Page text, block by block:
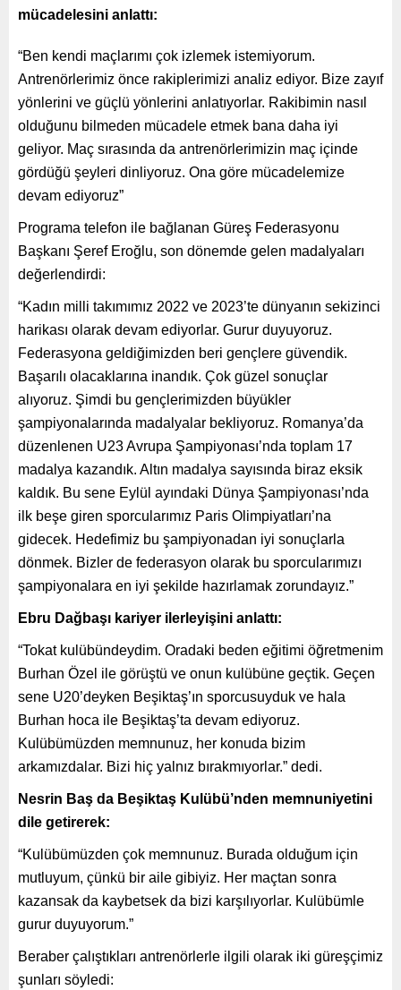
mücadelesini anlattı:
“Ben kendi maçlarımı çok izlemek istemiyorum.
Antrenörlerimiz önce rakiplerimizi analiz ediyor. Bize zayıf
yönlerini ve güçlü yönlerini anlatıyorlar. Rakibimin nasıl
olduğunu bilmeden mücadele etmek bana daha iyi
geliyor. Maç sırasında da antrenörlerimizin maç içinde
gördüğü şeyleri dinliyoruz. Ona göre mücadelemize
devam ediyoruz”
Programa telefon ile bağlanan Güreş Federasyonu
Başkanı Şeref Eroğlu, son dönemde gelen madalyaları
değerlendirdi:
“Kadın milli takımımız 2022 ve 2023’te dünyanın sekizinci
harikası olarak devam ediyorlar. Gurur duyuyoruz.
Federasyona geldiğimizden beri gençlere güvendik.
Başarılı olacaklarına inandık. Çok güzel sonuçlar
alıyoruz. Şimdi bu gençlerimizden büyükler
şampiyonalarında madalyalar bekliyoruz. Romanya’da
düzenlenen U23 Avrupa Şampiyonası’nda toplam 17
madalya kazandık. Altın madalya sayısında biraz eksik
kaldık. Bu sene Eylül ayındaki Dünya Şampiyonası’nda
ilk beşe giren sporcularımız Paris Olimpiyatları’na
gidecek. Hedefimiz bu şampiyonadan iyi sonuçlarla
dönmek. Bizler de federasyon olarak bu sporcularımızı
şampiyonalara en iyi şekilde hazırlamak zorundayız.”
Ebru Dağbaşı kariyer ilerleyişini anlattı:
“Tokat kulübündeydim. Oradaki beden eğitimi öğretmenim
Burhan Özel ile görüştü ve onun kulübüne geçtik. Geçen
sene U20’deyken Beşiktaş’ın sporcusuyduk ve hala
Burhan hoca ile Beşiktaş’ta devam ediyoruz.
Kulübümüzden memnunuz, her konuda bizim
arkamızdalar. Bizi hiç yalnız bırakmıyorlar.” dedi.
Nesrin Baş da Beşiktaş Kulübü’nden memnuniyetini
dile getirerek:
“Kulübümüzden çok memnunuz. Burada olduğum için
mutluyum, çünkü bir aile gibiyiz. Her maçtan sonra
kazansak da kaybetsek da bizi karşılıyorlar. Kulübümle
gurur duyuyorum.”
Beraber çalıştıkları antrenörlerle ilgili olarak iki güreşçimiz
şunları söyledi: